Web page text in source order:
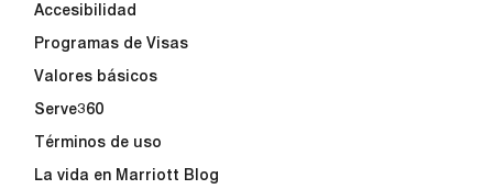
Accesibilidad
Programas de Visas
Valores básicos
Serve360
Términos de uso
La vida en Marriott Blog